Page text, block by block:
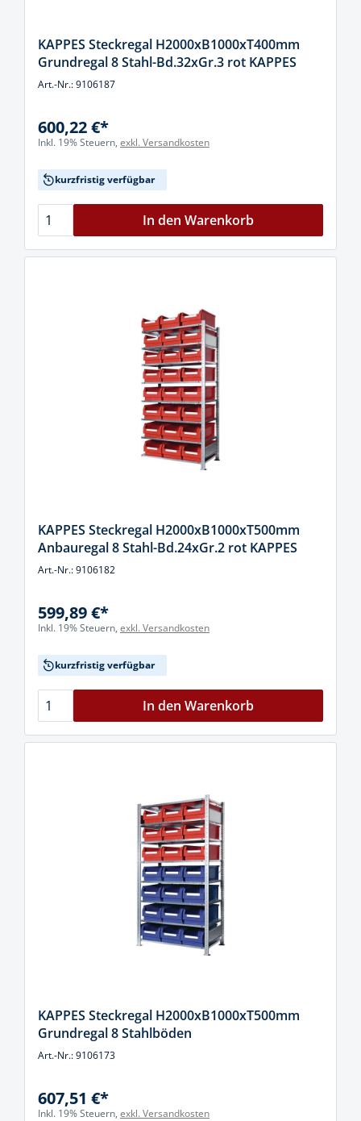
KAPPES Steckregal H2000xB1000xT400mm
Grundregal 8 Stahl-Bd.32xGr.3 rot KAPPES
Art.-Nr.: 9106187
600,22 €*
Inkl. 19% Steuern, exkl. Versandkosten
kurzfristig verfügbar
In den Warenkorb
KAPPES Steckregal H2000xB1000xT500mm
Anbauregal 8 Stahl-Bd.24xGr.2 rot KAPPES
Art.-Nr.: 9106182
599,89 €*
Inkl. 19% Steuern, exkl. Versandkosten
kurzfristig verfügbar
In den Warenkorb
KAPPES Steckregal H2000xB1000xT500mm
Grundregal 8 Stahlböden
Art.-Nr.: 9106173
607,51 €*
Inkl. 19% Steuern, exkl. Versandkosten